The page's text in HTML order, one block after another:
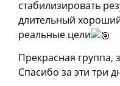
стабилизировать
длительный хороший
реальные цели
Прекрасная группа,
Спасибо за эти три